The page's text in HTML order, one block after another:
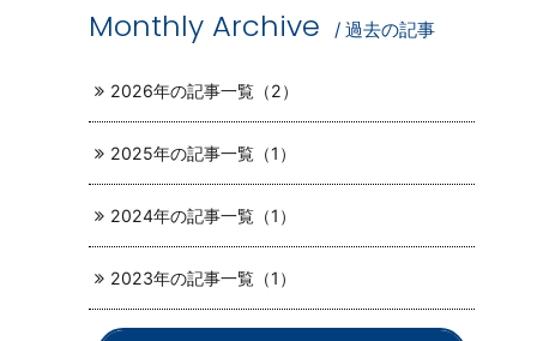
Monthly Archive / 過去の記事
2026年の記事一覧（2）
2025年の記事一覧（1）
2024年の記事一覧（1）
2023年の記事一覧（1）